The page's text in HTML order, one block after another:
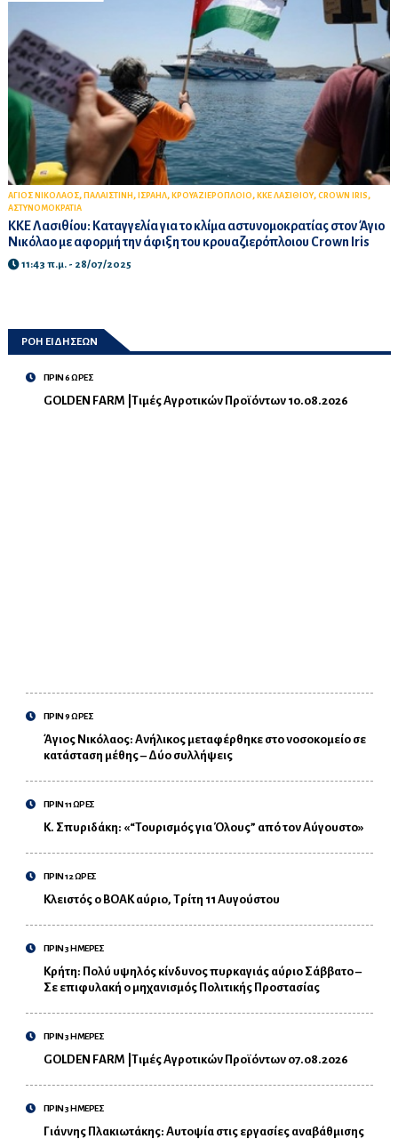
ΑΓΙΟΣ ΝΙΚΟΛΑΟΣ, ΠΑΛΑΙΣΤΙΝΗ , ΙΣΡΑΗΛ, ΚΡΟΥΑΖΙΕΡΟΠΛΟΙΟ, ΚΚΕ ΛΑΣΙΘΙΟΥ, CROWN IRIS,
ΑΣΤΥΝΟΜΟΚΡΑΤΙΑ
ΚΚΕ Λασιθίου: Καταγγελία για το κλίμα αστυνομοκρατίας στον Άγιο
Νικόλαο με αφορμή την άφιξη του κρουαζιερόπλοιου Crown Iris
11:43 π.μ. - 28/07/2025
ΡΟΗ ΕΙΔΗΣΕΩΝ
ΠΡΙΝ 6 ΩΡΕΣ
GOLDEN FARM |Τιμές Αγροτικών Προϊόντων 10.08.2026
ΠΡΙΝ 9 ΩΡΕΣ
Άγιος Νικόλαος: Ανήλικος μεταφέρθηκε στο νοσοκομείο σε
κατάσταση μέθης – Δύο συλλήψεις
ΠΡΙΝ 11 ΩΡΕΣ
Κ. Σπυριδάκη: «“Τουρισμός για Όλους” από τον Αύγουστο»
ΠΡΙΝ 12 ΩΡΕΣ
Κλειστός ο ΒΟΑΚ αύριο, Τρίτη 11 Αυγούστου
ΠΡΙΝ 3 ΗΜΕΡΕΣ
Κρήτη: Πολύ υψηλός κίνδυνος πυρκαγιάς αύριο Σάββατο –
Σε επιφυλακή ο μηχανισμός Πολιτικής Προστασίας
ΠΡΙΝ 3 ΗΜΕΡΕΣ
GOLDEN FARM |Τιμές Αγροτικών Προϊόντων 07.08.2026
ΠΡΙΝ 3 ΗΜΕΡΕΣ
Γιάννης Πλακιωτάκης: Αυτοψία στις εργασίες αναβάθμισης